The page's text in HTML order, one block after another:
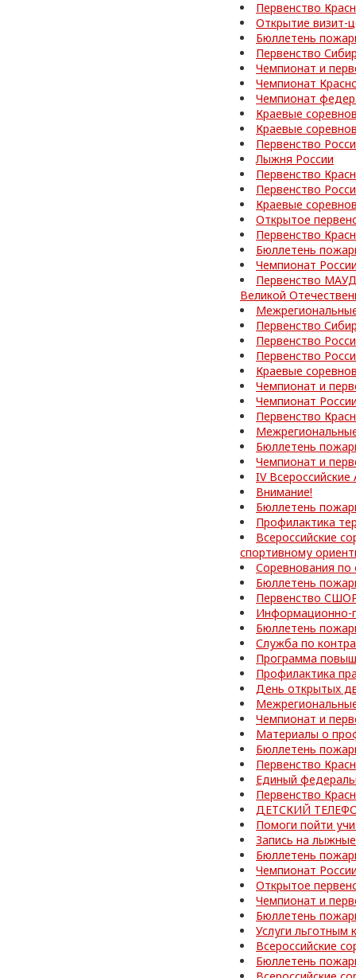
Первенство
Открытие визит-
Бюллетень
Первенство
Чемпионат и
Чемпионат
Чемпионат
Краевые
Краевые
Первенство
Лыжня России
Первенство
Первенство
Краевые
Открытое
Первенство
Бюллетень
Чемпионат
Первенство
Великой
Первенство
Первенство
Первенство
Краевые
Чемпионат и
Чемпионат
Первенство
Бюллетень
Чемпионат и
IV Всероссийские
Внимание!
Бюллетень
Профилактика
Всероссийские
спортивному
Соревнования по
Бюллетень
Первенство
Информационно-
Бюллетень
Служба по
Программа
Профилактика
День открытых
Чемпионат и
Материалы о
Бюллетень
Первенство
Единый
Первенство
ДЕТСКИЙ
Помоги пойти
Запись на
Бюллетень
Чемпионат
Открытое
Чемпионат и
Бюллетень
Услуги льготным
Всероссийские
Бюллетень